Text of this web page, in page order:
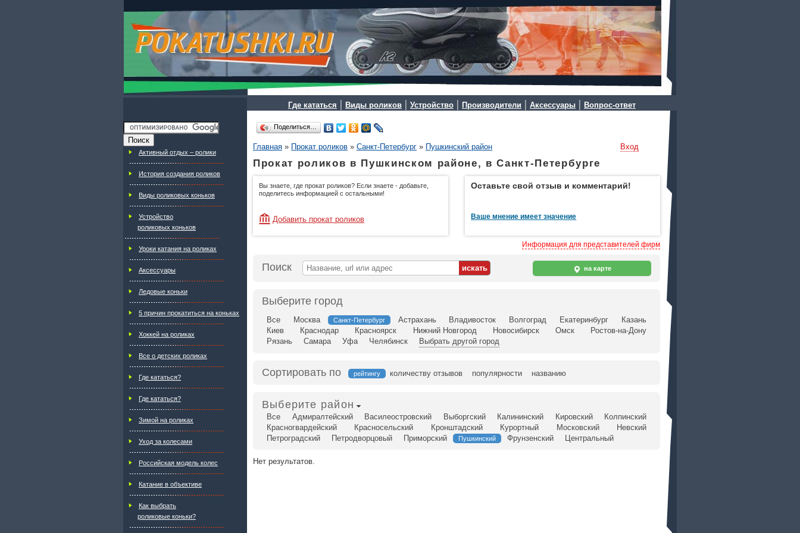
Где кататься | Виды роликов | Устройство | Производители | Аксессуары | Вопрос-ответ
Активный отдых – ролики
История создания роликов
Виды роликовых коньков
Устройство
роликовых коньков
Уроки катания на роликах
Аксессуары
Ледовые коньки
5 причин прокатиться на коньках
Хоккей на роликах
Все о детских роликах
Где кататься?
Где кататься?
Зимой на роликах
Уход за колесами
Российская модель колес
Катание в объективе
Как выбрать
роликовые коньки?
Поделиться…
Главная » Прокат роликов » Санкт-Петербург » Пушкинский район Вход
Прокат роликов в Пушкинском районе, в Санкт-Петербурге
Вы знаете, где прокат роликов? Если знаете - добавьте,
поделитесь информацией с остальными!
Добавить прокат роликов
Оставьте свой отзыв и комментарий!
Ваше мнение имеет значение
Информация для представителей фирм
Поиск на карте
Выберите город
Все Москва Санкт-Петербург Астрахань Владивосток Волгоград Екатеринбург
Казань
Киев
Краснодар Красноярск Нижний Новгород Новосибирск Омск
Ростов-на-Дону
Рязань
Самара Уфа Челябинск Выбрать другой город
Сортировать по рейтингу количеству отзывов популярности названию
Выберите район
Все Адмиралтейский Василеостровский Выборгский Калининский Кировский
Колпинский
Красногвардейский
Красносельский Кронштадский Курортный Московский
Невский
Петроградский
Петродворцовый Приморский Пушкинский Фрунзенский Центральный
Нет результатов.